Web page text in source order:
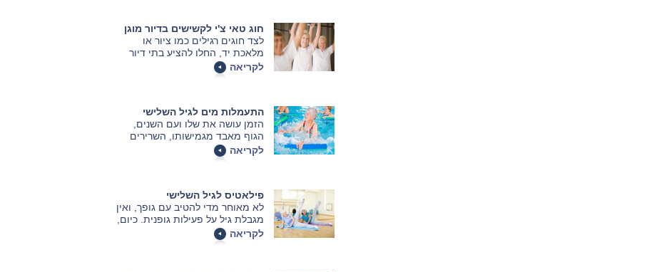
ליפול ולהיפגע.
חוג טאי צ'י לקשישים בדיור מוגן
לצד חוגים רגילים כמו ציור או
מלאכת יד, החלו להציע בתי דיור
מוגן גם חוגים נוספים שמתאימים
לקשישים. אחד החוגים הללו נקרא
התועלות.
לקריאה
התעמלות מים לגיל השלישי
הזמן עושה את שלו ועם השנים,
הגוף מאבד מגמישותו, השרירים
כואבים יותר ותוך פרק זמן קצר יותר.
מנגד, יש חשיבות רבה להתעמלות
לקריאה
פילאטיס לגיל השלישי
לא מאוחר מדי להטיב עם גופך, ואין
מגבלת גיל על פעילות גופנית. כיום,
קוראת הרפואה לאוכלוסיית הגיל
השלישי לעסוק בפעילות גופנית
לקריאה